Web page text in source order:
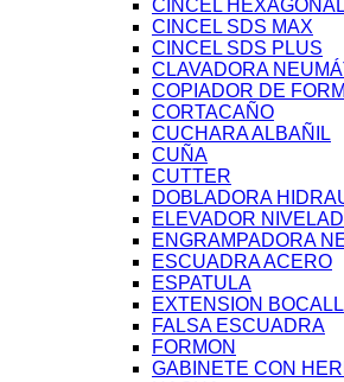
CINCEL HEXAGONAL
CINCEL SDS MAX
CINCEL SDS PLUS
CLAVADORA
COPIADOR DE
CORTACAÑO
CUCHARA ALBAÑIL
CUÑA
CUTTER
DOBLADORA
ELEVADOR
ENGRAMPADORA
ESCUADRA ACERO
ESPATULA
EXTENSION
FALSA ESCUADRA
FORMON
GABINETE CON